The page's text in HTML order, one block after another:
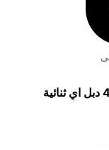
دبل اي ثنائية